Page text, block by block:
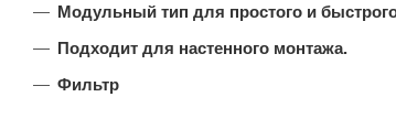
Модульный тип для простого и
Подходит для настенного монтажа.
Фильтр